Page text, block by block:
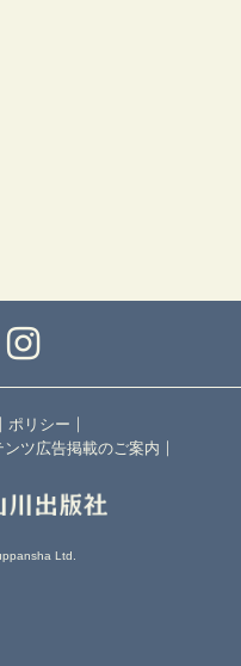
｜ ポリシー ｜
ンツ広告掲載のご案内 ｜
Ltd.